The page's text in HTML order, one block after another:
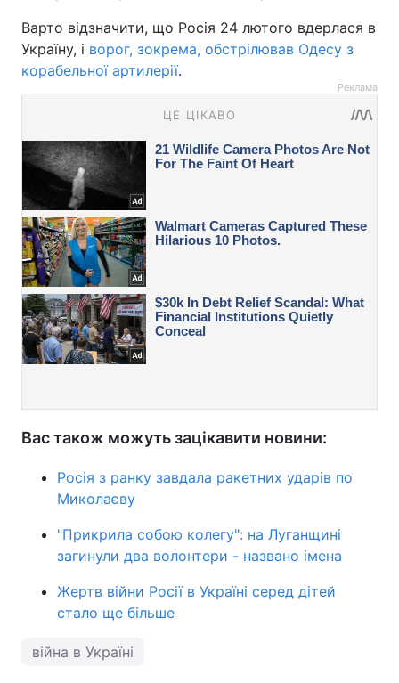
Варто відзначити, що Росія 24 лютого вдерлася в
Україну, і ворог, зокрема, обстрілював Одесу з
корабельної артилерії.
Реклама
Вас також можуть зацікавити новини:
Росія з ранку завдала ракетних ударів по
Миколаєву
"Прикрила собою колегу": на Луганщині
загинули два волонтери - названо імена
Жертв війни Росії в Україні серед дітей
стало ще більше
війна в Україні